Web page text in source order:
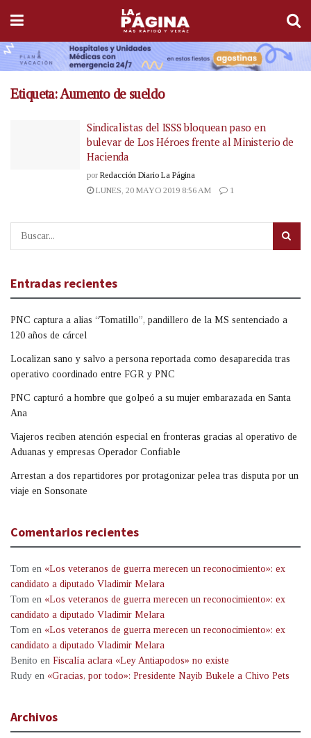
Etiqueta:Aumento de sueldo
Sindicalistas del ISSS bloquean paso en
bulevar de Los Héroes frente al Ministerio de
Hacienda
por Redacción Diario La Página
LUNES, 20 MAYO 2019 8:56 AM
1
Entradas recientes
PNC captura a alias “Tomatillo”, pandillero de la MS sentenciado a
120 años de cárcel
Localizan sano y salvo a persona reportada como desaparecida tras
operativo coordinado entre FGR y PNC
PNC capturó a hombre que golpeó a su mujer embarazada en Santa
Ana
Viajeros reciben atención especial en fronteras gracias al operativo de
Aduanas y empresas Operador Confiable
Arrestan a dos repartidores por protagonizar pelea tras disputa por un
viaje en Sonsonate
Comentarios recientes
Tom en «Los veteranos de guerra merecen un reconocimiento»: ex
candidato a diputado Vladimir Melara
Tom en «Los veteranos de guerra merecen un reconocimiento»: ex
candidato a diputado Vladimir Melara
Tom en «Los veteranos de guerra merecen un reconocimiento»: ex
candidato a diputado Vladimir Melara
Benito en Fiscalía aclara «Ley Antiapodos» no existe
Rudy en «Gracias, por todo»: Presidente Nayib Bukele a Chivo Pets
Archivos